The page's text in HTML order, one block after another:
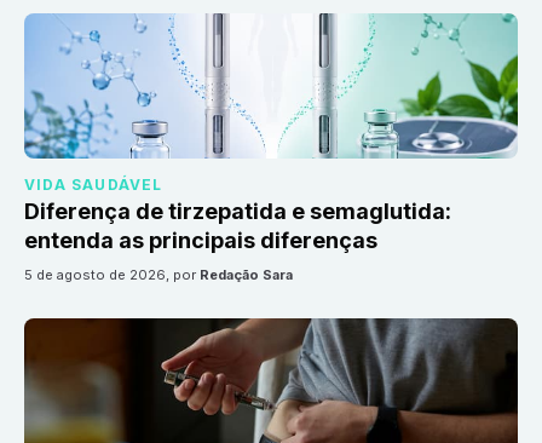
VIDA SAUDÁVEL
Diferença de tirzepatida e semaglutida:
entenda as principais diferenças
5 de agosto de 2026, por Redação Sara